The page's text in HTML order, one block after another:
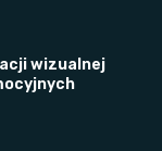
wizualnej